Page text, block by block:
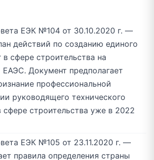
ЕЭК №104 от 30.10.2020 г. —
действий по созданию единого
в сфере строительства на
Документ предполагает
профессиональной
руководящего технического
сфере строительства уже в 2022
ЕЭК №105 от 23.11.2020 г. —
правила определения страны